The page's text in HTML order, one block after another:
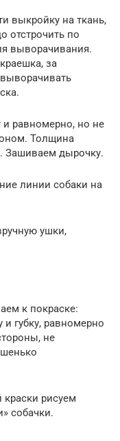
выкройку на ткань,
отстрочить по
выворачивания.
за
и равномерно, но не
Толщина
Зашиваем дырочку.
линии собаки на
ушки,
к покраске:
губку, равномерно
не
рисуем
собачки.